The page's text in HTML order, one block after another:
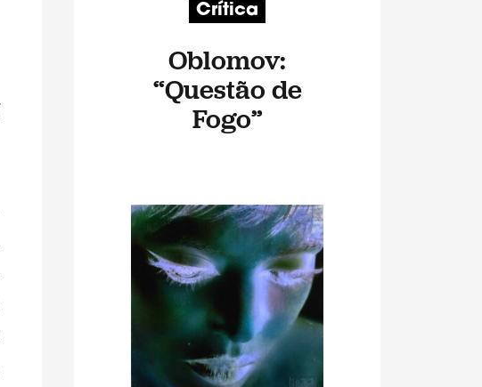
Crítica
Oblomov:
“Questão de
Fogo”